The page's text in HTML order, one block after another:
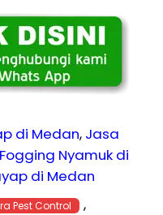
di Medan, Jasa
Nyamuk di
di Medan
Pest Control ,